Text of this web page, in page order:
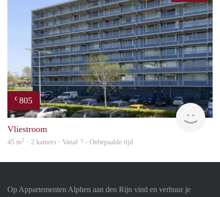
€ 805
Vliestroom
45 m2 · 2 kamers · Vanaf ? - Onbepaalde tijd
Op Appartementen Alphen aan den Rijn vind en verhuur je